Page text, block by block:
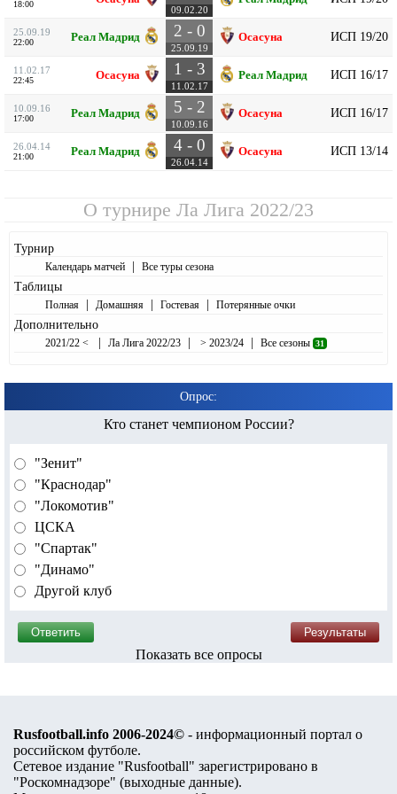
18:00
09.02.20
25.09.19
22:00 Реал Мадрид 2 - 0
25.09.19
Осасуна ИСП 19/20
11.02.17
22:45 Осасуна 1 - 3
11.02.17
Реал Мадрид ИСП 16/17
10.09.16
17:00 Реал Мадрид 5 - 2
10.09.16
Осасуна ИСП 16/17
26.04.14
21:00 Реал Мадрид 4 - 0
26.04.14
Осасуна ИСП 13/14
О турнире Ла Лига 2022/23
Турнир
Календарь матчей | Все туры сезона
Таблицы
Полная | Домашняя | Гостевая | Потерянные очки
Дополнительно
2021/22 < | Ла Лига 2022/23 | > 2023/24 | Все сезоны 31
Опрос:
Кто станет чемпионом России?
"Зенит"
"Краснодар"
"Локомотив"
ЦСКА
"Спартак"
"Динамо"
Другой клуб
Показать все опросы
Rusfootball.info 2006-2024© - информационный портал о
российском футболе.
Сетевое издание "Rusfootball" зарегистрировано в
"Роскомнадзоре" (выходные данные).